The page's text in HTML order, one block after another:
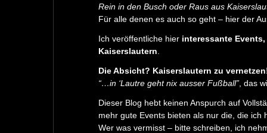
Rein in den Busch oder Raus aus
Für alle denen es auch so geht – hier der
Ich veröffentliche hier interessante
Kaiserslautern
Die Absicht? Kaiserslautern zu
“…in ‘Lautre geht nix ausser Fußball” , das
Dieser Blog hebt keinen Anspurch auf
mehr gute Events bieten als nur die, die ich
Wer was vermisst – bitte schreiben, ich